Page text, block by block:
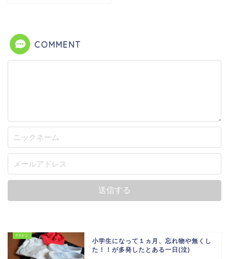
COMMENT
小学生になって１ヵ月、忘れ物や無くし
た！！が多発したとある一日(泣)